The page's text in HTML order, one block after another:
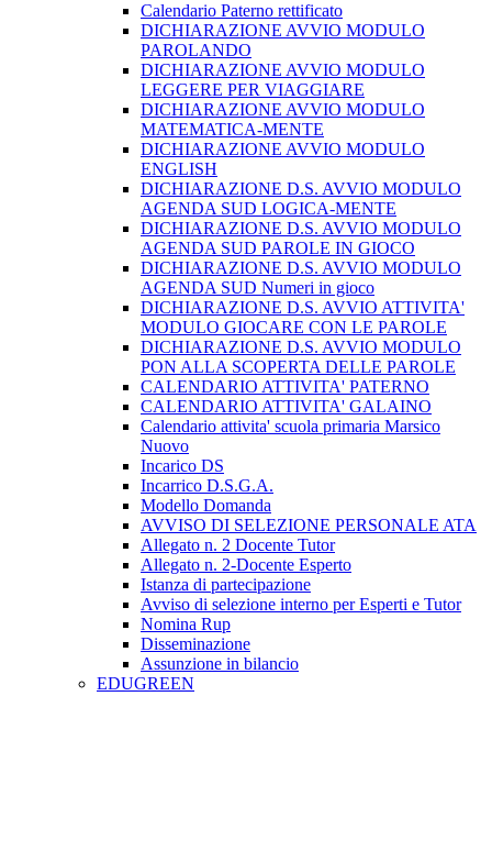
Calendario Paterno rettificato
DICHIARAZIONE AVVIO MODULO
PAROLANDO
DICHIARAZIONE AVVIO MODULO
LEGGERE PER VIAGGIARE
DICHIARAZIONE AVVIO MODULO
MATEMATICA-MENTE
DICHIARAZIONE AVVIO MODULO
ENGLISH
DICHIARAZIONE D.S. AVVIO MODULO
AGENDA SUD LOGICA-MENTE
DICHIARAZIONE D.S. AVVIO MODULO
AGENDA SUD PAROLE IN GIOCO
DICHIARAZIONE D.S. AVVIO MODULO
AGENDA SUD Numeri in gioco
DICHIARAZIONE D.S. AVVIO ATTIVITA'
MODULO GIOCARE CON LE PAROLE
DICHIARAZIONE D.S. AVVIO MODULO
PON ALLA SCOPERTA DELLE PAROLE
CALENDARIO ATTIVITA' PATERNO
CALENDARIO ATTIVITA' GALAINO
Calendario attivita' scuola primaria Marsico
Nuovo
Incarico DS
Incarrico D.S.G.A.
Modello Domanda
AVVISO DI SELEZIONE PERSONALE ATA
Allegato n. 2 Docente Tutor
Allegato n. 2-Docente Esperto
Istanza di partecipazione
Avviso di selezione interno per Esperti e Tutor
Nomina Rup
Disseminazione
Assunzione in bilancio
EDUGREEN